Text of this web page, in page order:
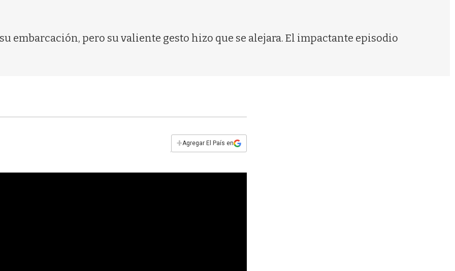
embarcación, pero su valiente gesto hizo que se alejara. El impactante episodio
+Agregar El País en